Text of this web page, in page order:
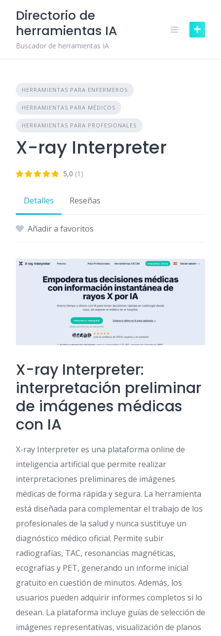
content
Directorio de
herramientas IA
Buscador de herramientas IA
HERRAMIENTAS PARA ENFERMEROS
HERRAMIENTAS PARA MÉDICOS
HERRAMIENTAS PARA PROFESIONALES
X-ray Interpreter
5,0 (1)
Detalles Reseñas
Añadir a favoritos
X-ray Interpreter:
interpretación preliminar
de imágenes médicas
con IA
X-ray Interpreter es una plataforma online de
inteligencia artificial que permite realizar
interpretaciones preliminares de imágenes
médicas de forma rápida y segura. La herramienta
está diseñada para complementar el trabajo de los
profesionales de la salud y nunca sustituye un
diagnóstico médico oficial. Permite subir
radiografías, TAC, resonancias magnéticas,
ecografías y PET, generando un informe inicial
gratuito en cuestión de minutos. Además, los
usuarios pueden adquirir informes completos si lo
desean. La plataforma incluye guías de selección de
imágenes representativas, visualización de planos